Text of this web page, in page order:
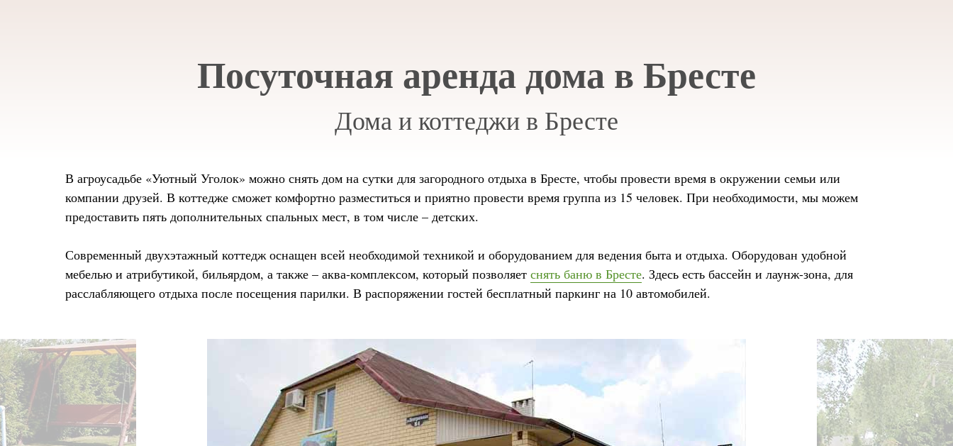
Посуточная аренда дома в Бресте
Дома и коттеджи в Бресте
В агроусадьбе «Уютный Уголок» можно снять дом на сутки для загородного отдыха в Бресте, чтобы провести время в окружении семьи или
компании друзей. В коттедже сможет комфортно разместиться и приятно провести время группа из 15 человек. При необходимости, мы можем
предоставить пять дополнительных спальных мест, в том числе – детских.
Современный двухэтажный коттедж оснащен всей необходимой техникой и оборудованием для ведения быта и отдыха. Оборудован удобной
мебелью и атрибутикой, бильярдом, а также – аква-комплексом, который позволяет снять баню в Бресте. Здесь есть бассейн и лаунж-зона, для
расслабляющего отдыха после посещения парилки. В распоряжении гостей бесплатный паркинг на 10 автомобилей.